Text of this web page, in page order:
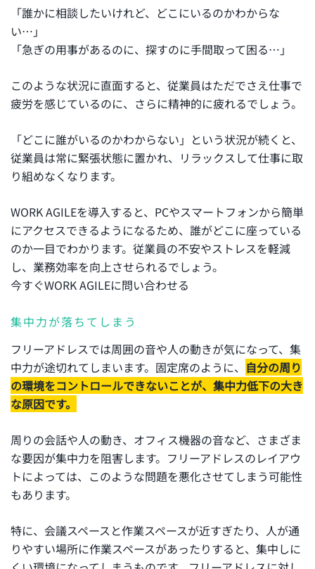
「誰かに相談したいけれど、どこにいるのかわからな
い…」
「急ぎの用事があるのに、探すのに手間取って困る…」
このような状況に直面すると、従業員はただでさえ仕事で
疲労を感じているのに、さらに精神的に疲れるでしょう。
「どこに誰がいるのかわからない」という状況が続くと、
従業員は常に緊張状態に置かれ、リラックスして仕事に取
り組めなくなります。
WORK AGILEを導入すると、PCやスマートフォンから簡単
にアクセスできるようになるため、誰がどこに座っている
のか一目でわかります。従業員の不安やストレスを軽減
し、業務効率を向上させられるでしょう。
今すぐWORK AGILEに問い合わせる
集中力が落ちてしまう
フリーアドレスでは周囲の音や人の動きが気になって、集
中力が途切れてしまいます。固定席のように、 自分の周り
の環境をコントロールできないことが、集中力低下の大き
な原因です。
周りの会話や人の動き、オフィス機器の音など、さまざま
な要因が集中力を阻害します。フリーアドレスのレイアウ
トによっては、このような問題を悪化させてしまう可能性
もあります。
特に、会議スペースと作業スペースが近すぎたり、人が通
りやすい場所に作業スペースがあったりすると、集中しに